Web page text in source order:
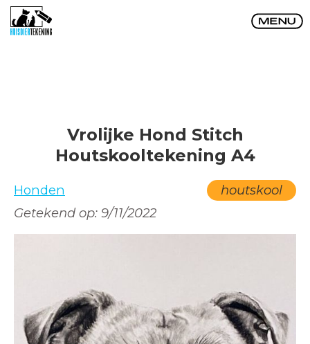
Vrolijke Hond Stitch
Houtskooltekening A4
Honden
houtskool
Getekend op: 9/11/2022